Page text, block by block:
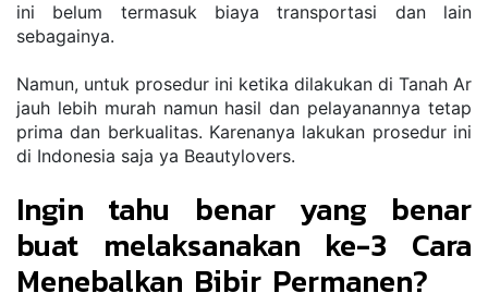
ini belum termasuk biaya transportasi dan lain
sebagainya.
Namun, untuk prosedur ini ketika dilakukan di Tanah Ar
jauh lebih murah namun hasil dan pelayanannya tetap
prima dan berkualitas. Karenanya lakukan prosedur ini
di Indonesia saja ya Beautylovers.
Ingin tahu benar yang benar
buat melaksanakan ke-3 Cara
Menebalkan Bibir Permanen?